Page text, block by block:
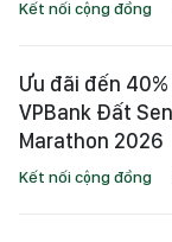
Kết nối cộng đồng
Ưu đãi đến
VPBank Đất
Marathon 2026
Kết nối cộng đồng